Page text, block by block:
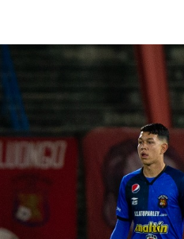
Liga FUTVE 2